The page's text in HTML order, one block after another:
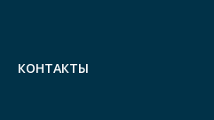
КОНТАКТЫ